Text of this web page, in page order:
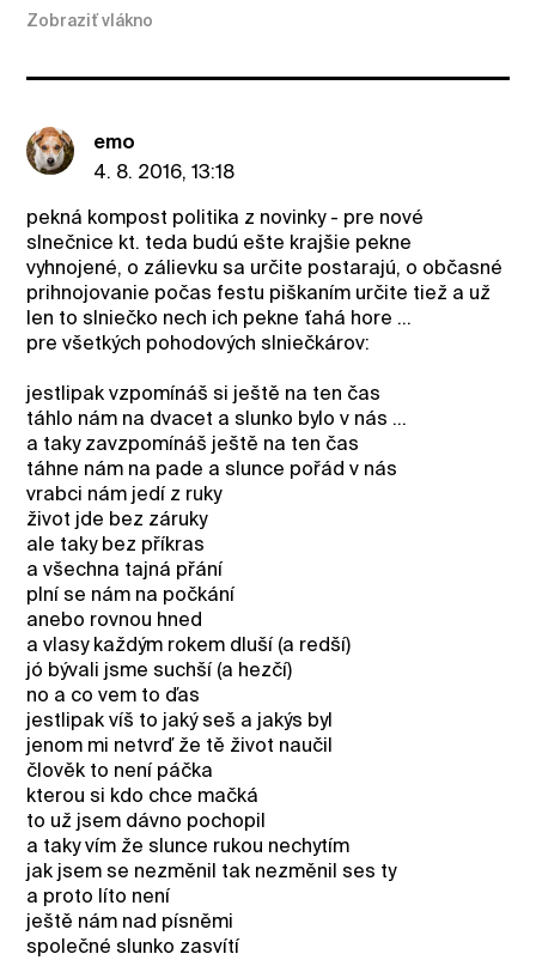
Zobraziť vlákno
emo
4. 8. 2016, 13:18
pekná kompost politika z novinky - pre nové
slnečnice kt. teda budú ešte krajšie pekne
vyhnojené, o zálievku sa určite postarajú, o občasné
prihnojovanie počas festu piškaním určite tiež a už
len to slniečko nech ich pekne ťahá hore ...
pre všetkých pohodových slniečkárov:
jestlipak vzpomínáš si ještě na ten čas
táhlo nám na dvacet a slunko bylo v nás ...
a taky zavzpomínáš ještě na ten čas
táhne nám na pade a slunce pořád v nás
vrabci nám jedí z ruky
život jde bez záruky
ale taky bez příkras
a všechna tajná přání
plní se nám na počkání
anebo rovnou hned
a vlasy každým rokem dluší (a redší)
jó bývali jsme suchší (a hezčí)
no a co vem to ďas
jestlipak víš to jaký seš a jakýs byl
jenom mi netvrď že tě život naučil
člověk to není páčka
kterou si kdo chce mačká
to už jsem dávno pochopil
a taky vím že slunce rukou nechytím
jak jsem se nezměnil tak nezměnil ses ty
a proto líto není
ještě nám nad písněmi
společné slunko zasvítí